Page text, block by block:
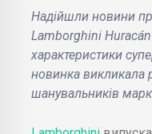
Надійшли новини
Lamborghini
характеристики
новинка викликала
шанувальників